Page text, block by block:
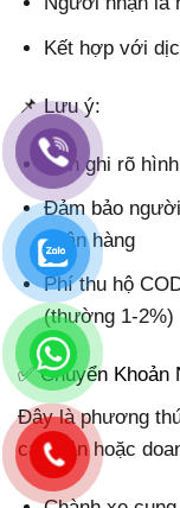
Kết hợp với
📌 Lưu ý:
Cần ghi rõ
Đảm bảo
nhận hàng
Phí thu hộ
(thường 1-2%)
✅ Chuyển Khoản
Đây là phương
cá nhân hoặc